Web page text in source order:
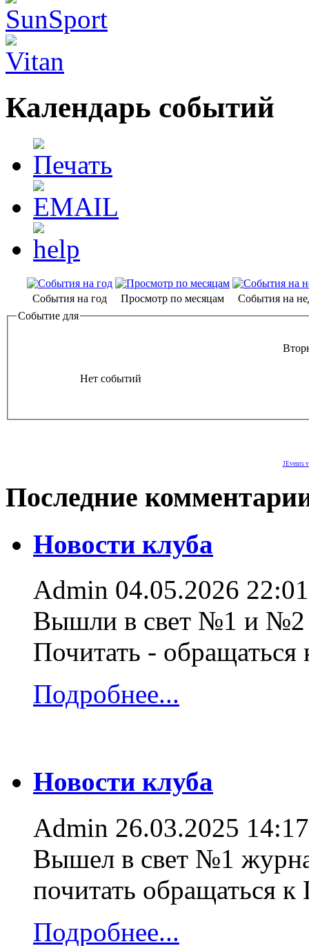
Календарь событий
События на год Просмотр по месяцам
События на
Событие для
Нет событий
JEvents
Последние
Новости клуба
Admin 04.05.2026 22:01
Вышли в свет №1 и №2
Почитать -
Подробнее...
Новости клуба
Admin 26.03.2025 14:17
Вышел в свет №1
почитать обращаться
Подробнее...